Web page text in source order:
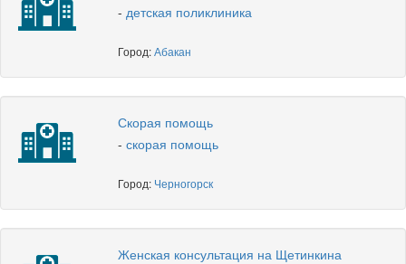
- детская поликлиника
Город:Абакан
Скорая помощь
- скорая помощь
Город: Черногорск
Женская консультация на Щетинкина